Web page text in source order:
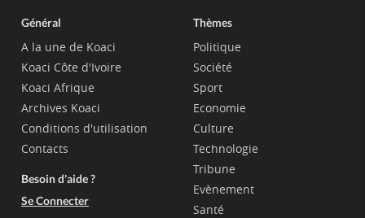
Général
A la une de Koaci
Koaci Côte d'Ivoire
Koaci Afrique
Archives Koaci
Conditions d'utilisation
Contacts
Besoin d'aide ?
Se Connecter
Thèmes
Politique
Société
Sport
Economie
Culture
Technologie
Tribune
Evènement
Santé